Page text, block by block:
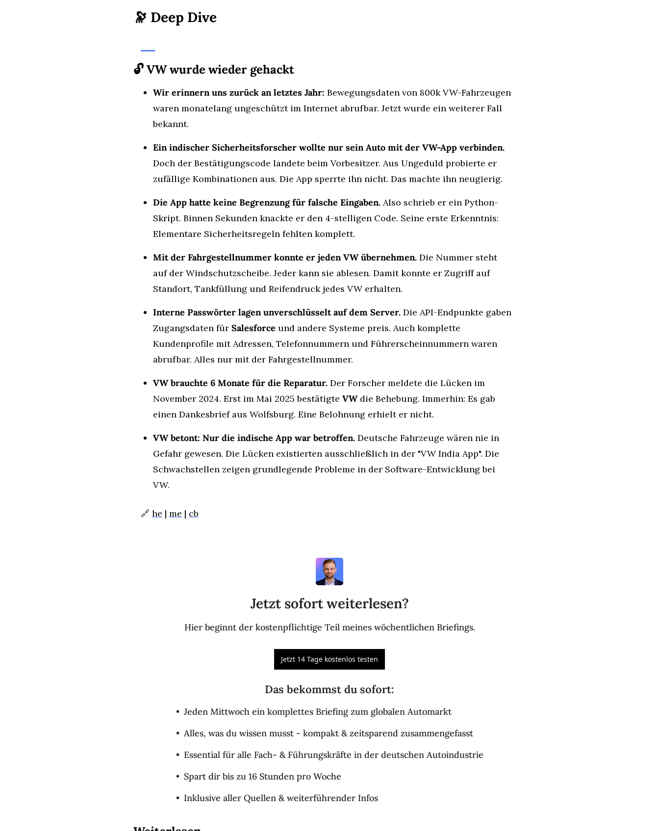
🔭 Deep Dive
🔓 VW wurde wieder gehackt
Wir erinnern uns zurück an letztes Jahr: Bewegungsdaten von 800k VW-Fahrzeugen
waren monatelang ungeschützt im Internet abrufbar. Jetzt wurde ein weiterer Fall
bekannt.
Ein indischer Sicherheitsforscher wollte nur sein Auto mit der VW-App verbinden.
Doch der Bestätigungscode landete beim Vorbesitzer. Aus Ungeduld probierte er
zufällige Kombinationen aus. Die App sperrte ihn nicht. Das machte ihn neugierig.
Die App hatte keine Begrenzung für falsche Eingaben. Also schrieb er ein Python-
Skript. Binnen Sekunden knackte er den 4-stelligen Code. Seine erste Erkenntnis:
Elementare Sicherheitsregeln fehlten komplett.
Mit der Fahrgestellnummer konnte er jeden VW übernehmen. Die Nummer steht
auf der Windschutzscheibe. Jeder kann sie ablesen. Damit konnte er Zugriff auf
Standort, Tankfüllung und Reifendruck jedes VW erhalten.
Interne Passwörter lagen unverschlüsselt auf dem Server. Die API-Endpunkte gaben
Zugangsdaten für Salesforce und andere Systeme preis. Auch komplette
Kundenprofile mit Adressen, Telefonnummern und Führerscheinnummern waren
abrufbar. Alles nur mit der Fahrgestellnummer.
VW brauchte 6 Monate für die Reparatur. Der Forscher meldete die Lücken im
November 2024. Erst im Mai 2025 bestätigte VW die Behebung. Immerhin: Es gab
einen Dankesbrief aus Wolfsburg. Eine Belohnung erhielt er nicht.
VW betont: Nur die indische App war betroffen. Deutsche Fahrzeuge wären nie in
Gefahr gewesen. Die Lücken existierten ausschließlich in der "VW India App". Die
Schwachstellen zeigen grundlegende Probleme in der Software-Entwicklung bei
VW.
🔗 he | me | cb
Jetzt sofort weiterlesen?
Hier beginnt der kostenpflichtige Teil meines wöchentlichen Briefings.
Jetzt 14 Tage kostenlos testen
Das bekommst du sofort:
Jeden Mittwoch ein komplettes Briefing zum globalen Automarkt
Alles, was du wissen musst - kompakt & zeitsparend zusammengefasst
Essential für alle Fach- & Führungskräfte in der deutschen Autoindustrie
Spart dir bis zu 16 Stunden pro Woche
Inklusive aller Quellen & weiterführender Infos